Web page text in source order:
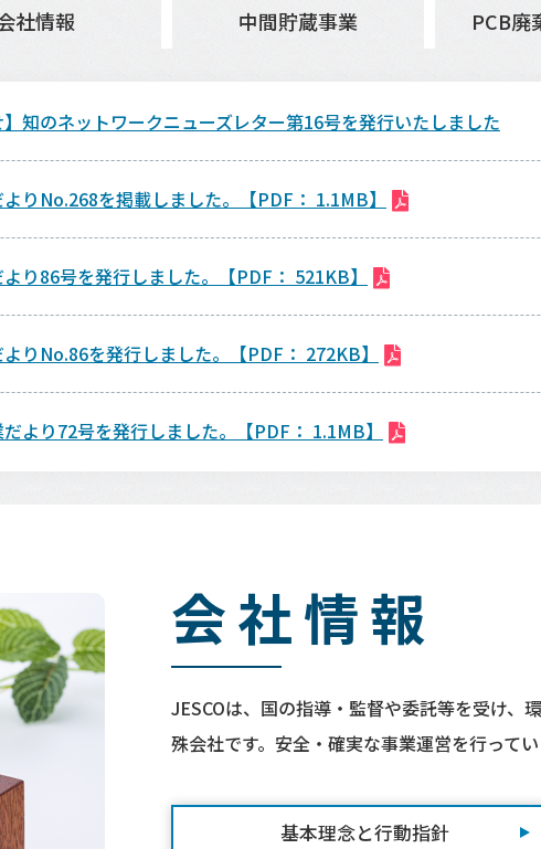
社情報 中間貯蔵事業 PCB廃
】知のネットワークニューズレター第16号を発行いたしました
りNo.268を掲載しました。【PDF： 1.1MB】
り86号を発行しました。【PDF： 521KB】
りNo.86を発行しました。【PDF： 272KB】
より72号を発行しました。【PDF： 1.1MB】
会社情報
JESCOは、国の指導・監督や委託等を受け、
殊会社です。安全・確実な事業運営を行ってい
基本理念と行動指針